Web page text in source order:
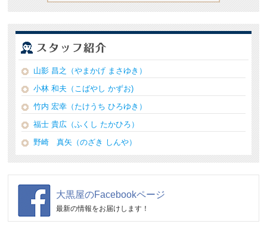
山影 昌之（やまかげ まさゆき）
小林 和夫（こばやし かずお)
竹内 宏幸（たけうち ひろゆき）
福士 貴広（ふくし たかひろ）
野崎 真矢（のざき しんや）
大黒屋のFacebookページ
最新の情報をお届けします！